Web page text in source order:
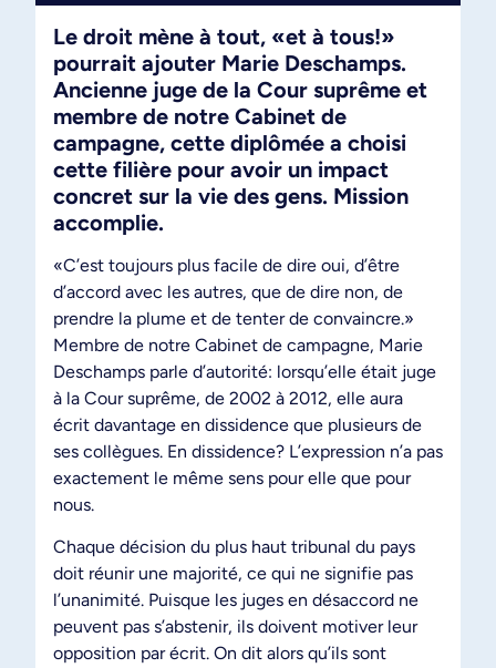
Le droit mène à tout, «et à tous!»
pourrait ajouter Marie Deschamps.
Ancienne juge de la Cour suprême et
membre de notre Cabinet de
campagne, cette diplômée a choisi
cette filière pour avoir un impact
concret sur la vie des gens. Mission
accomplie.
«C’est toujours plus facile de dire oui, d’être
d’accord avec les autres, que de dire non, de
prendre la plume et de tenter de convaincre.»
Membre de notre Cabinet de campagne, Marie
Deschamps parle d’autorité: lorsqu’elle était juge
à la Cour suprême, de 2002 à 2012, elle aura
écrit davantage en dissidence que plusieurs de
ses collègues. En dissidence? L’expression n’a pas
exactement le même sens pour elle que pour
nous.
Chaque décision du plus haut tribunal du pays
doit réunir une majorité, ce qui ne signifie pas
l’unanimité. Puisque les juges en désaccord ne
peuvent pas s’abstenir, ils doivent motiver leur
opposition par écrit. On dit alors qu’ils sont